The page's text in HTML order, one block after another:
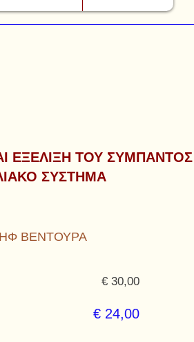
ΕΞΕΛΙΞΗ ΤΟΥ ΣΥΜΠΑΝΤΟΣ
ΣΥΣΤΗΜΑ
ΒΕΝΤΟΥΡΑ
€ 30,00
€ 24,00